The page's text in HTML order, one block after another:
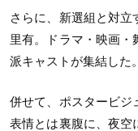
さらに、新選組と対
里有。ドラマ・映画・
派キャストが集結した。
併せて、ポスタービジ
表情とは裏腹に、夜空